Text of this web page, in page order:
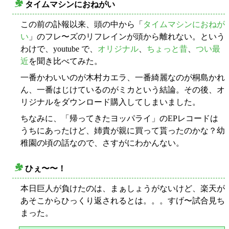
タイムマシンにおねがい
この前の訃報以来、頭の中から「 タイムマシンにおねが
い 」のフレ〜ズのリフレインが頭から離れない。という
わけで、youtube で、 オリジナル ちょっと昔
つい最
近を聞き比べてみた。
一番かわいいのが木村カエラ、一番綺麗なのが桐島かれ
ん、一番はじけているのがミカという結論。その後、オ
リジナルをダウンロード購入してしまいました。
ちなみに、「帰ってきたヨッパライ」のEPレコードは
うちにあったけど、姉貴が親に買って貰ったのかな？幼
稚園の頃の話なので、さすがにわかんない。
ひぇ〜〜！
本日巨人が負けたのは、まぁしょうがないけど、楽天が
あそこからひっくり返されるとは。。。すげ〜試合見ち
まった。